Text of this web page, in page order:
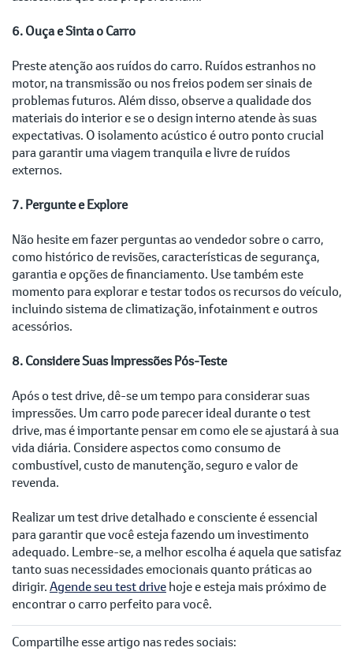
6. Ouça e Sinta o Carro
Preste atenção aos ruídos do carro. Ruídos estranhos no
motor, na transmissão ou nos freios podem ser sinais de
problemas futuros. Além disso, observe a qualidade dos
materiais do interior e se o design interno atende às suas
expectativas. O isolamento acústico é outro ponto crucial
para garantir uma viagem tranquila e livre de ruídos
externos.
7. Pergunte e Explore
Não hesite em fazer perguntas ao vendedor sobre o carro,
como histórico de revisões, características de segurança,
garantia e opções de financiamento. Use também este
momento para explorar e testar todos os recursos do veículo,
incluindo sistema de climatização, infotainment e outros
acessórios.
8. Considere Suas Impressões Pós-Teste
Após o test drive, dê-se um tempo para considerar suas
impressões. Um carro pode parecer ideal durante o test
drive, mas é importante pensar em como ele se ajustará à sua
vida diária. Considere aspectos como consumo de
combustível, custo de manutenção, seguro e valor de
revenda.
Realizar um test drive detalhado e consciente é essencial
para garantir que você esteja fazendo um investimento
adequado. Lembre-se, a melhor escolha é aquela que satisfaz
tanto suas necessidades emocionais quanto práticas ao
dirigir.Agende seu test drivehoje e esteja mais próximo de
encontrar o carro perfeito para você.
Compartilhe esse artigo nas redes sociais: